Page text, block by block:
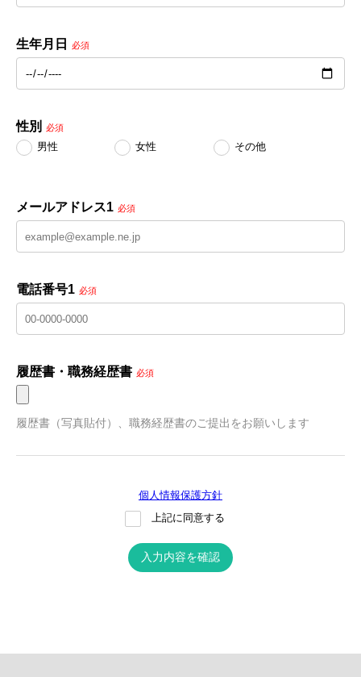
生年月日 必須
性別 必須
男性 女性 その他
メールアドレス1 必須
電話番号1 必須
履歴書・職務経歴書 必須
履歴書（写真貼付）、職務経歴書のご提出をお願いします
個人情報保護方針
上記に同意する
入力内容を確認